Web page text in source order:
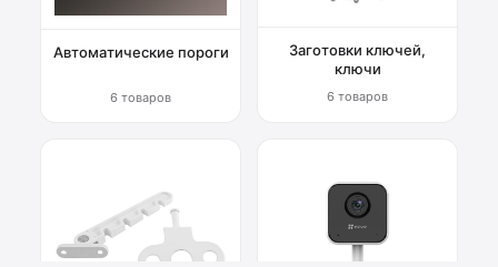
Автоматические пороги
6 товаров
Заготовки ключей,
ключи
6 товаров